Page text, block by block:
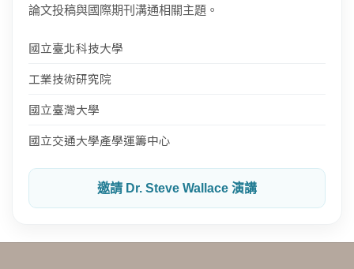
論文投稿與國際期刊溝通相關主題。
國立臺北科技大學
工業技術研究院
國立臺灣大學
國立交通大學產學運籌中心
邀請 Dr. Steve Wallace 演講